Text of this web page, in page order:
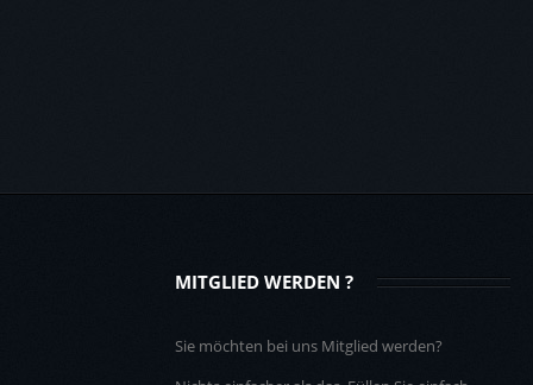
MITGLIED WERDEN ?
Sie möchten bei uns Mitglied werden?